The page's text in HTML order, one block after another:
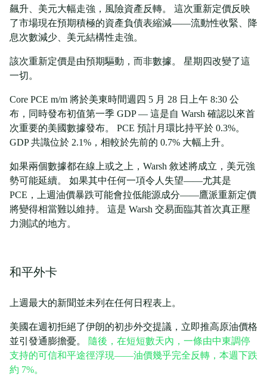
飆升、美元大幅走強，風險資產反轉。 這次重新定價反映
了市場現在預期積極的資產負債表縮減——流動性收緊、降
息次數減少、美元結構性走強。
該次重新定價是由預期驅動，而非數據。 星期四改變了這
一切。
Core PCE m/m 將於美東時間週四 5 月 28 日上午 8:30 公
布，同時發布初值第一季 GDP — 這是自 Warsh 確認以來首
次重要的美國數據發布。 PCE 預計月環比持平於 0.3%。
GDP 共識位於 2.1%，相較於先前的 0.7% 大幅上升。
如果兩個數據都在線上或之上，Warsh 敘述將成立，美元強
勢可能延續。 如果其中任何一項令人失望——尤其是
PCE，上週油價暴跌可能會拉低能源成分——鷹派重新定價
將變得相當難以維持。 這是 Warsh 交易面臨其首次真正壓
力測試的地方。
和平外卡
上週最大的新聞並未列在任何日程表上。
美國在週初拒絕了伊朗的初步外交提議，立即推高原油價格
並引發通膨擔憂。 隨後，在短短數天內，一條由中東調停
支持的可信和平途徑浮現——油價幾乎完全反轉，本週下跌
約 7%。